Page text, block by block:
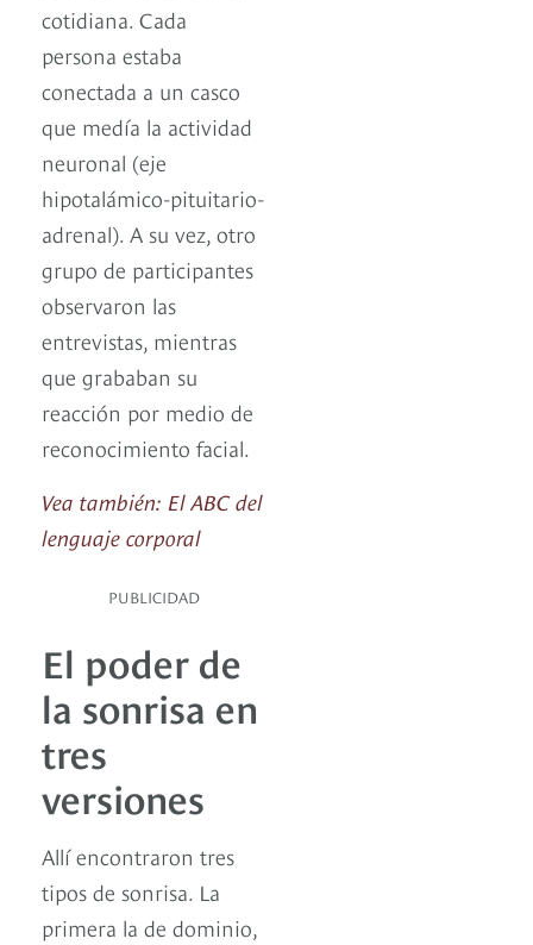
cotidiana. Cada
persona estaba
conectada a un casco
que medía la actividad
neuronal (eje
hipotalámico-pituitario-
adrenal). A su vez, otro
grupo de participantes
observaron las
entrevistas, mientras
que grababan su
reacción por medio de
reconocimiento facial.
Vea también: El ABC del
lenguaje corporal
PUBLICIDAD
El poder de
la sonrisa en
tres
versiones
Allí encontraron tres
tipos de sonrisa. La
primera la de dominio,